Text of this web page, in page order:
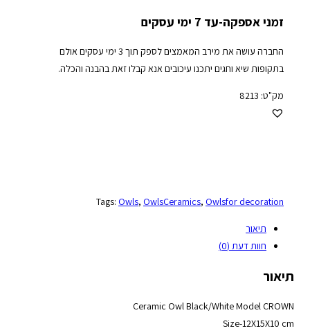
Black/White
זמני אספקה-עד 7 ימי עסקים
החברה עושה את מירב המאמצים לספק תוך 3 ימי עסקים אולם
בתקופות שיא וחגים יתכנו עיכובים אנא קבלו זאת בהבנה והכלה.
מק"ט: 8213
Tags: Owls, OwlsCeramics, Owlsfor decoration
תיאור
חוות דעת (0)
תיאור
Ceramic Owl Black/White Model CROWN
Size-12X15X10 cm